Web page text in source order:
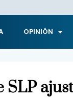
OPINIÓN
SLP